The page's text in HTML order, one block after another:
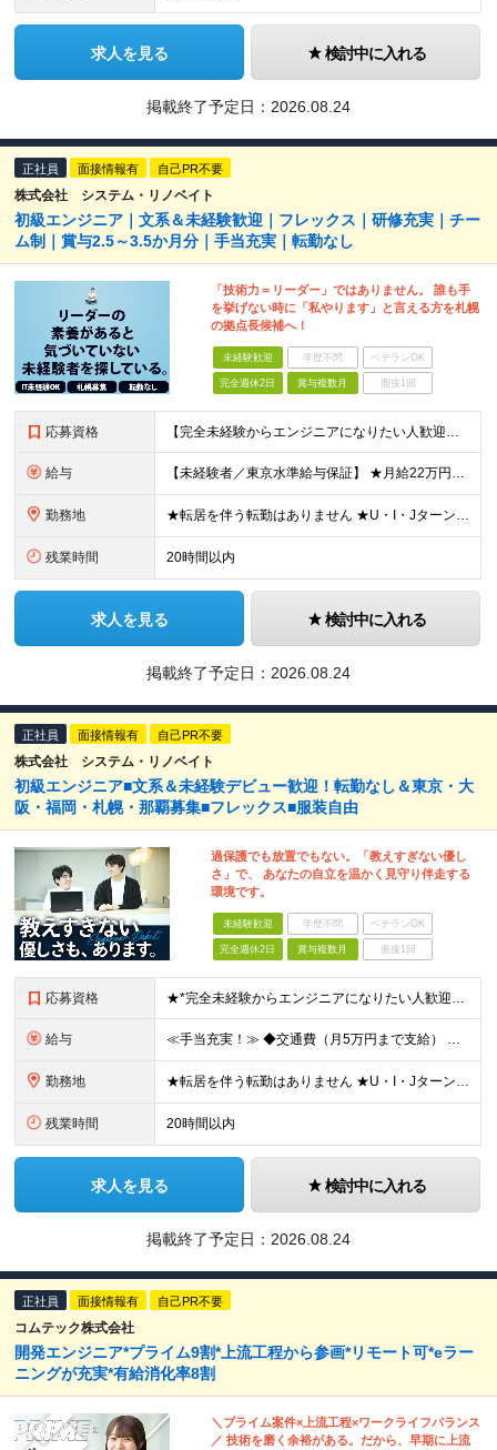
求人を見る 検討中に入れる
掲載終了予定日： 2026.08.24
正社員 面接情報有 自己PR不要
株式会社 システム・リノベイト
初級エンジニア｜文系＆未経験歓迎｜フレックス｜研修充実｜チー
ム制｜賞与2.5～3.5か月分｜手当充実｜転勤なし
「技術力＝リーダー」ではありません。 誰も手
を挙げない時に「私やります」と言える方を札幌
の拠点長候補へ！
未経験歓迎 学歴不問 ベテランOK
完全週休2日 賞与複数月 面接1回
応募資格 【完全未経験からエンジニアになりたい人歓迎】 ◆未経験OK ◆第2新卒OK ◆専門卒以上 【下記のような方もぜひご応募ください】 ◎エンジニア経験が浅いので、自信がない ◎研修が充実している会社がい
給与 【未経験者／東京水準給与保証】 ★月給22万円～35万円＋賞与年2回 ※経験・スキルを考慮し当社規定により決定します ※残業代全額支給（社員の声により今年度より固定残業なしになりました！） ※試用期間
勤務地 ★転居を伴う転勤はありません ★U・I・JターンOK！ ★お客様先に常駐する案件でも、在宅OKの場合は自社オフィスに出社し、チームで相談しながら仕事を進めています。 ※プロジェクト先、もしくは本社・支
残業時間 20時間以内
求人を見る 検討中に入れる
掲載終了予定日： 2026.08.24
正社員 面接情報有 自己PR不要
株式会社 システム・リノベイト
初級エンジニア■文系＆未経験デビュー歓迎！転勤なし＆東京・大
阪・福岡・札幌・那覇募集■フレックス■服装自由
過保護でも放置でもない。「教えすぎない優し
さ」で、 あなたの自立を温かく見守り伴走する
環境です。
未経験歓迎 学歴不問 ベテランOK
完全週休2日 賞与複数月 面接1回
応募資格 ★*完全未経験からエンジニアになりたい人歓迎*★ ・未経験OK ・第2新卒OK ・専門卒以上 ★type経由で入社した社員も在籍しています♪ ▼下記のような方もぜひご応募ください ◎研修が充実してい
給与 ≪手当充実！≫ ◆交通費（月5万円まで支給） ◆残業代全額支給 ◆家族手当（配偶者：1万円／子1人：5000円 ※月額） ◆役職手当（最大13万円 ※月額） ◆地域手当（東京1万円/月、大阪5000円
勤務地 ★転居を伴う転勤はありません ★U・I・JターンOK！ ★広島支店を2026年11月新設予定 ★お客様先に常駐する案件でも、在宅OKの場合は自社オフィスに出社し、チームで相談しながら仕事を進めています
残業時間 20時間以内
求人を見る 検討中に入れる
掲載終了予定日： 2026.08.24
正社員 面接情報有 自己PR不要
コムテック株式会社
開発エンジニア*プライム9割*上流工程から参画*リモート可*eラー
ニングが充実*有給消化率8割
＼プライム案件×上流工程×ワークライフバランス
／ 技術を磨く余裕がある。だから、早期に上流